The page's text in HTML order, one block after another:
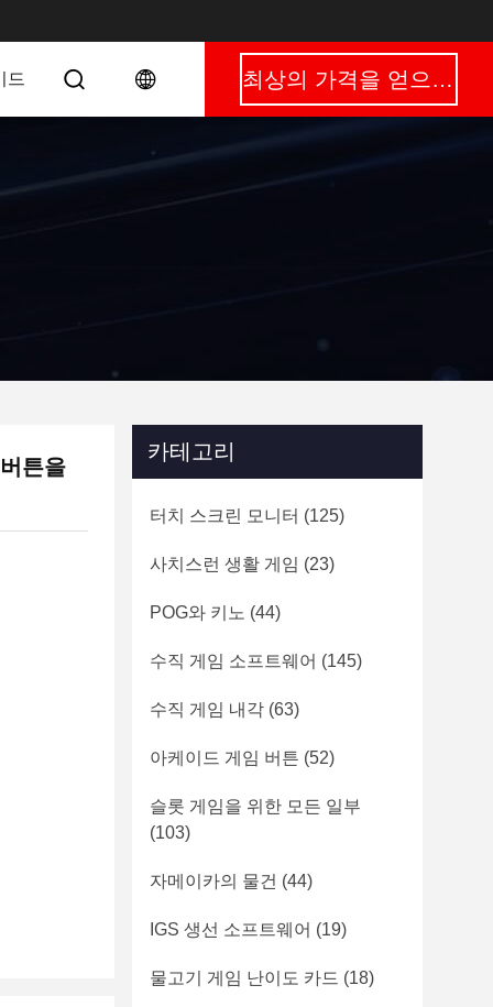
드 최상의 가격을 얻으세요
튼을
카테고리
터치 스크린 모니터 (125)
사치스런 생활 게임 (23)
POG와 키노 (44)
수직 게임 소프트웨어 (145)
수직 게임 내각 (63)
아케이드 게임 버튼 (52)
슬롯 게임을 위한 모든 일부
(103)
자메이카의 물건 (44)
IGS 생선 소프트웨어 (19)
물고기 게임 난이도 카드 (18)